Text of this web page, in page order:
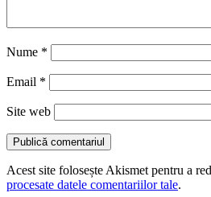
Nume *
Email *
Site web
Acest site folosește Akismet pentru a
procesate datele comentariilor tale.